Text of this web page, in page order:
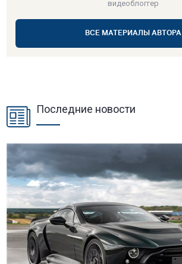
видеоблоггер
ВСЕ МАТЕРИАЛЫ АВТОРА
Последние новости